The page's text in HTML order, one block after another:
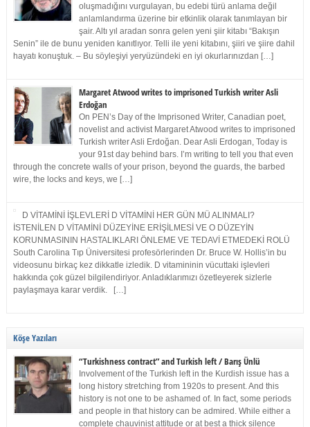
oluşmadığını vurgulayan, bu edebi türü anlama değil
anlamlandırma üzerine bir etkinlik olarak tanımlayan bir
şair. Altı yıl aradan sonra gelen yeni şiir kitabı “Bakışın
Senin” ile de bunu yeniden kanıtlıyor. Telli ile yeni kitabını, şiiri ve şiire dahil
hayatı konuştuk. – Bu söyleşiyi yeryüzündeki en iyi okurlarınızdan […]
Margaret Atwood writes to imprisoned Turkish writer Asli
Erdoğan
On PEN’s Day of the Imprisoned Writer, Canadian poet,
novelist and activist Margaret Atwood writes to imprisoned
Turkish writer Asli Erdoğan. Dear Asli Erdogan, Today is
your 91st day behind bars. I’m writing to tell you that even
through the concrete walls of your prison, beyond the guards, the barbed
wire, the locks and keys, we […]
D VİTAMİNİ İŞLEVLERİ D VİTAMİNİ HER GÜN MÜ ALINMALI?
İSTENİLEN D VİTAMİNİ DÜZEYİNE ERİŞİLMESİ VE O DÜZEYİN
KORUNMASININ HASTALIKLARI ÖNLEME VE TEDAVİ ETMEDEKİ ROLÜ
South Carolina Tıp Üniversitesi profesörlerinden Dr. Bruce W. Hollis’in bu
videosunu birkaç kez dikkatle izledik. D vitamininin vücuttaki işlevleri
hakkında çok güzel bilgilendiriyor. Anladıklarımızı özetleyerek sizlerle
paylaşmaya karar verdik. […]
Köşe Yazıları
“Turkishness contract” and Turkish left / Barış Ünlü
Involvement of the Turkish left in the Kurdish issue has a
long history stretching from 1920s to present. And this
history is not one to be ashamed of. In fact, some periods
and people in that history can be admired. While either a
complete chauvinist attitude or at best a thick silence